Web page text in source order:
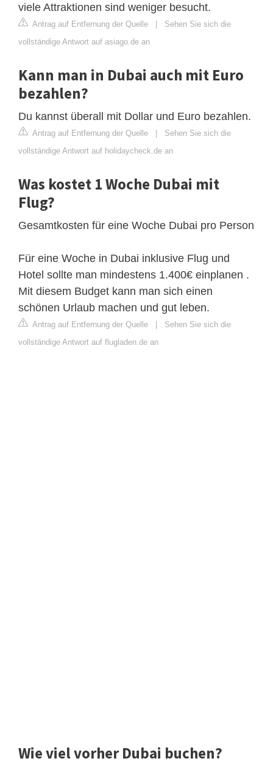
viele Attraktionen sind weniger besucht.
Antrag auf Entfernung der Quelle | Sehen Sie sich die
vollständige Antwort auf asiago.de an
Kann man in Dubai auch mit Euro
bezahlen?
Du kannst überall mit Dollar und Euro bezahlen.
Antrag auf Entfernung der Quelle | Sehen Sie sich die
vollständige Antwort auf holidaycheck.de an
Was kostet 1 Woche Dubai mit
Flug?
Gesamtkosten für eine Woche Dubai pro Person
Für eine Woche in Dubai inklusive Flug und
Hotel sollte man mindestens 1.400€ einplanen .
Mit diesem Budget kann man sich einen
schönen Urlaub machen und gut leben.
Antrag auf Entfernung der Quelle | Sehen Sie sich die
vollständige Antwort auf flugladen.de an
Wie viel vorher Dubai buchen?